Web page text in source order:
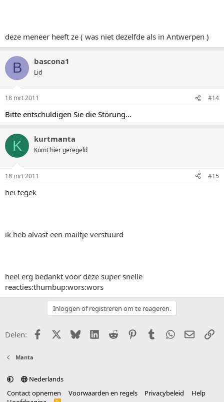
deze meneer heeft ze ( was niet dezelfde als in Antwerpen )
B bascona1
Lid
18 mrt 2011 #14
Bitte entschuldigen Sie die Störung...
K kurtmanta
Komt hier geregeld
18 mrt 2011 #15
hei tegek
ik heb alvast een mailtje verstuurd
heel erg bedankt voor deze super snelle
reacties:thumbup:wors:wors
Inloggen of registreren om te reageren.
Delen: FacebookX (Twitter)
BlueskyLinkedIn
Reddit PinterestTumblr WhatsApp
E-mail
Manta
Nederlands
Contact opnemen
Voorwaarden en regels Privacybeleid
Help